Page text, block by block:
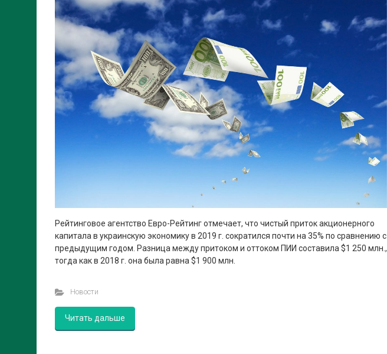
Рейтинговое агентство Евро-Рейтинг отмечает, что чистый приток акционерного
капитала в украинскую экономику в 2019 г. сократился почти на 35% по сравнению с
предыдущим годом. Разница между притоком и оттоком ПИИ составила $1 250 млн.,
тогда как в 2018 г. она была равна $1 900 млн.
Новости
Читать дальше